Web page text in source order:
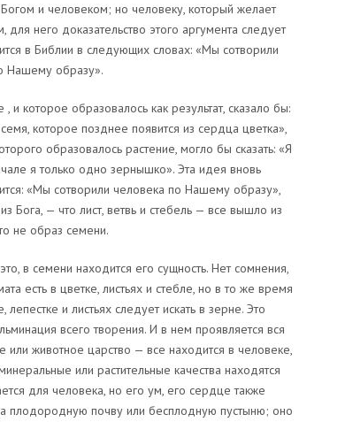
и человеком; но человеку, который желает
него доказательство этого аргумента следует
в Библии в следующих словах: «Мы сотворили
Нашему образу».
и которое образовалось как результат, сказало бы:
которое позднее появится из сердца цветка»,
образовалось растение, могло бы сказать: «Я
я только одно зернышко». Эта идея вновь
«Мы сотворили человека по Нашему образу»,
Бога, — что лист, ветвь и стебель — все вышло из
не образ семени.
в семени находится его сущность. Нет сомнения,
есть в цветке, листьях и стебле, но в то же время
и листьях следует искать в зерне. Это
всего творения. И в нем проявляется вся
или животное царство — все находится в человеке,
или растительные качества находятся
для человека, но его ум, его сердце также
плодородную почву или бесплодную пустыню; оно